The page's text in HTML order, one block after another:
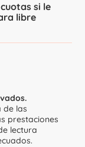
si le
libre
de las
prestaciones
lectura